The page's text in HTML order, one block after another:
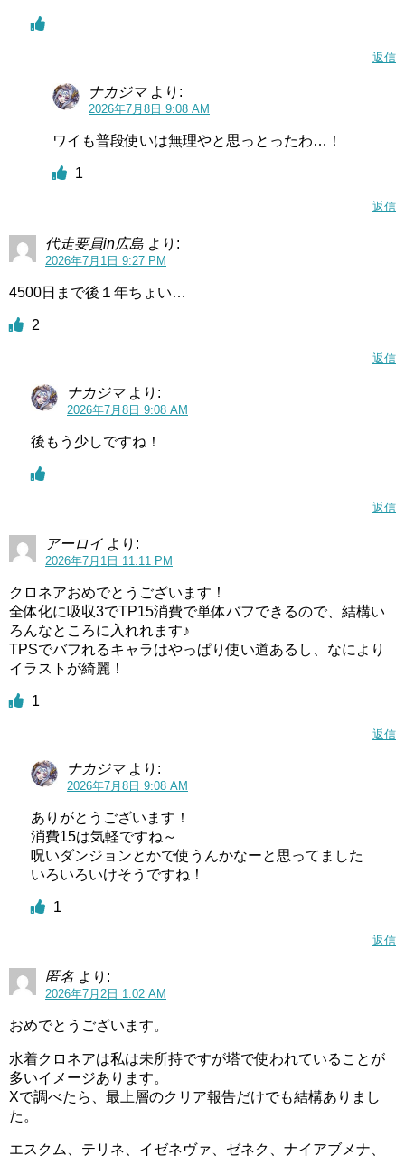
返信
ナカジマ より:
2026年7月8日 9:08 AM
ワイも普段使いは無理やと思っとったわ…！
1
返信
代走要員in広島 より:
2026年7月1日 9:27 PM
4500日まで後１年ちょい…
2
返信
ナカジマ より:
2026年7月8日 9:08 AM
後もう少しですね！
返信
アーロイ より:
2026年7月1日 11:11 PM
クロネアおめでとうございます！
全体化に吸収3でTP15消費で単体バフできるので、結構い
ろんなところに入れれます♪
TPSでバフれるキャラはやっぱり使い道あるし、なにより
イラストが綺麗！
1
返信
ナカジマ より:
2026年7月8日 9:08 AM
ありがとうございます！
消費15は気軽ですね～
呪いダンジョンとかで使うんかなーと思ってました
いろいろいけそうですね！
1
返信
匿名 より:
2026年7月2日 1:02 AM
おめでとうございます。
水着クロネアは私は未所持ですが塔で使われていることが
多いイメージあります。
Xで調べたら、最上層のクリア報告だけでも結構ありまし
た。
エスクム、テリネ、イゼネヴァ、ゼネク、ナイアブメナ、